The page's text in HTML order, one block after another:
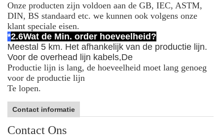
Onze producten zijn voldoen aan de GB, IEC, ASTM,
DIN, BS standaard etc. we kunnen ook volgens onze
klant speciale eisen.
*2.6Wat de Min. order hoeveelheid?
Meestal 5 km. Het afhankelijk van de productie lijn.
Voor de overhead lijn kabels,De
Productie lijn is lang, de hoeveelheid moet lang genoeg
voor de productie lijn
Te lopen.
Contact informatie
Contact Ons